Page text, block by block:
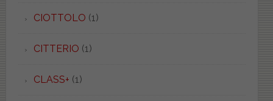
CIOTTOLO (1)
CITTERIO (1)
CLASS+ (1)